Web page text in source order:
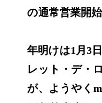
の通常営業開
年明けは1月3
レット・デ・
が、ようやく